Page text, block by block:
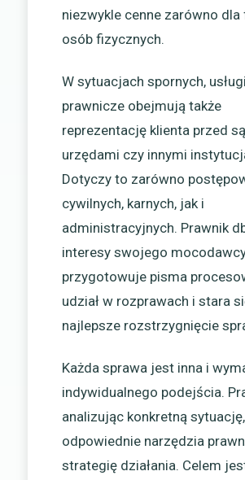
niezwykle cenne zarówno dla
osób fizycznych.
W sytuacjach spornych, usługi
prawnicze obejmują także
reprezentację klienta przed
urzędami czy innymi
Dotyczy to zarówno
cywilnych, karnych, jak i
administracyjnych. Prawnik
interesy swojego
przygotowuje pisma
udział w rozprawach i stara
najlepsze rozstrzygnięcie
Każda sprawa jest inna i
indywidualnego podejścia.
analizując konkretną
odpowiednie narzędzia
strategię działania. Celem